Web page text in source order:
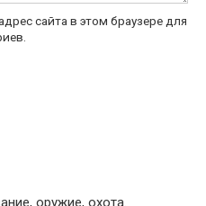
сайта в этом браузере для
оружие, охота.